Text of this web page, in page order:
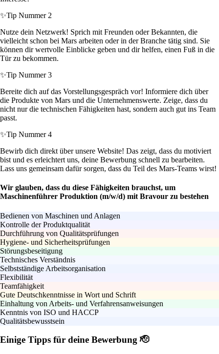
✨Tip Nummer 2
Nutze dein Netzwerk! Sprich mit Freunden oder Bekannten, die
vielleicht schon bei Mars arbeiten oder in der Branche tätig sind. Sie
können dir wertvolle Einblicke geben und dir helfen, einen Fuß in die
Tür zu bekommen.
✨Tip Nummer 3
Bereite dich auf das Vorstellungsgespräch vor! Informiere dich über
die Produkte von Mars und die Unternehmenswerte. Zeige, dass du
nicht nur die technischen Fähigkeiten hast, sondern auch gut ins Team
passt.
✨Tip Nummer 4
Bewirb dich direkt über unsere Website! Das zeigt, dass du motiviert
bist und es erleichtert uns, deine Bewerbung schnell zu bearbeiten.
Lass uns gemeinsam dafür sorgen, dass du Teil des Mars-Teams wirst!
Wir glauben, dass du diese Fähigkeiten brauchst, um
Maschinenführer Produktion (m/w/d) mit Bravour zu bestehen
Bedienen von Maschinen und Anlagen
Kontrolle der Produktqualität
Durchführung von Qualitätsprüfungen
Hygiene- und Sicherheitsprüfungen
Störungsbeseitigung
Technisches Verständnis
Selbstständige Arbeitsorganisation
Flexibilität
Teamfähigkeit
Gute Deutschkenntnisse in Wort und Schrift
Einhaltung von Arbeits- und Verfahrensanweisungen
Kenntnis von ISO und HACCP
Qualitätsbewusstsein
Einige Tipps für deine Bewerbung 🫡